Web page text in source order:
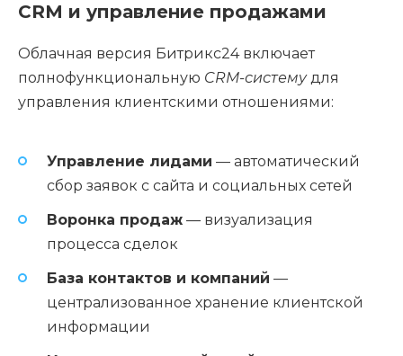
CRM и управление продажами
Облачная версия Битрикс24 включает
полнофункциональную CRM-системудля
управления клиентскими отношениями:
Управление лидами — автоматический
сбор заявок с сайта и социальных сетей
Воронка продаж — визуализация
процесса сделок
База контактов и компаний —
централизованное хранение клиентской
информации